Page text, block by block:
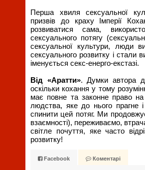
Перша хвиля сексуальної
призвів до краху Імперії
розвиватися сама,
сексуального потягу
сексуальної культури, люди
сексуального розвитку і стали
іменується секс-енерго-екстазі.
Від «Аратти». Думки автора
оскільки кохання у тому
має повне та законне право
людства, яке до нього прагне і
спинити цей потяг. Ми
взаємності), переживаємо,
світле почуття, яке часто
розвитку!
Facebook Коментарі